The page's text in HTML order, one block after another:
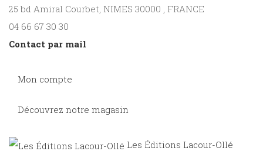
25 bd Amiral Courbet, NIMES 30000 , FRANCE
04 66 67 30 30
Contact par mail
Mon compte
Découvrez notre magasin
Les Éditions Lacour-Ollé